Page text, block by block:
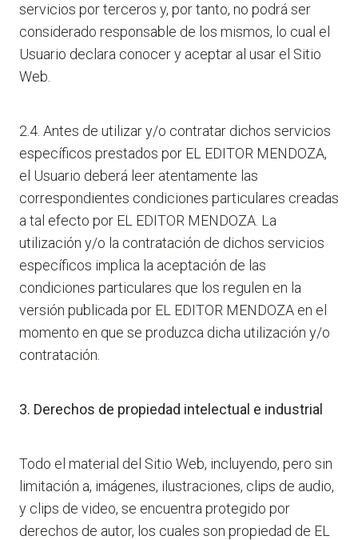
servicios por terceros y, por tanto, no podrá ser
considerado responsable de los mismos, lo cual el
Usuario declara conocer y aceptar al usar el Sitio
Web.
2.4. Antes de utilizar y/o contratar dichos servicios
específicos prestados por EL EDITOR MENDOZA,
el Usuario deberá leer atentamente las
correspondientes condiciones particulares creadas
a tal efecto por EL EDITOR MENDOZA. La
utilización y/o la contratación de dichos servicios
específicos implica la aceptación de las
condiciones particulares que los regulen en la
versión publicada por EL EDITOR MENDOZA en el
momento en que se produzca dicha utilización y/o
contratación.
3. Derechos de propiedad intelectual e industrial
Todo el material del Sitio Web, incluyendo, pero sin
limitación a, imágenes, ilustraciones, clips de audio,
y clips de video, se encuentra protegido por
derechos de autor, los cuales son propiedad de EL